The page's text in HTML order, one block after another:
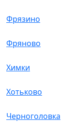
Фрязино
Фряново
Химки
Хотьково
Черноголовка